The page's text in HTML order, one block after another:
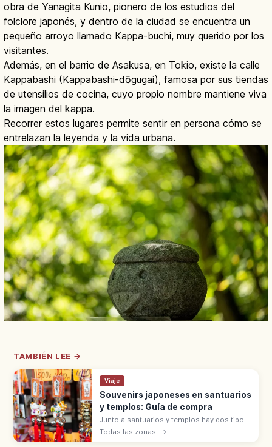
obra de Yanagita Kunio, pionero de los estudios del
folclore japonés, y dentro de la ciudad se encuentra un
pequeño arroyo llamado Kappa-buchi, muy querido por los
visitantes.
Además, en el barrio de Asakusa, en Tokio, existe la calle
Kappabashi (Kappabashi-dōgugai), famosa por sus tiendas
de utensilios de cocina, cuyo propio nombre mantiene viva
la imagen del kappa.
Recorrer estos lugares permite sentir en persona cómo se
entrelazan la leyenda y la vida urbana.
TAMBIÉN LEE →
Viaje
Souvenirs japoneses en santuarios
y templos: Guía de compra
Junto a santuarios y templos hay dos tipos
de souvenirs: objetos sagrados (omamori,
Todas las zonas →